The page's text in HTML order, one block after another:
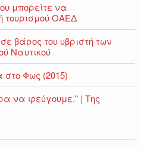
μπορείτε να
τουρισμού ΟΑΕΔ
βάρος του υβριστή των
Ναυτικού
στο Φως (2015)
να φεύγουμε." | Της